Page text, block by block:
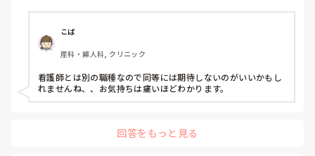
職場はデイサービスなので、ルーティン業務だと思うのです
が、それすらもできず、利用者やスタッフ同士でのお喋りに
夢中で、安全面での見守りや排泄援助などさまざまな場面で
抜けがあり、レクと雑用も含めて看護師が主体で動くことに
なるため、肝心な看護業務がおざなりになることもしばし
ば。
きないね」と言われ、本当にその通りだなぁと思いました。
こば
産科・婦人科, クリニック
看護師とは別の職種なので同等には期待しないのがいいかもし
れませんね、、お気持ちは痛いほどわかります。
回答をもっと見る